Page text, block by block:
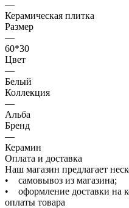
—
Керамическая плитка
Размер
—
60*30
Цвет
—
Белый
Коллекция
—
Альба
Бренд
—
Керамин
Оплата и доставка
Наш магазин предлагает
• самовывоз из магазина;
• оформление доставки на
оплаты товара